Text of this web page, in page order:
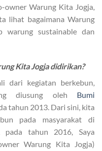
owner Warung Kita Jogja,
lihat bagaimana Warung
warung sustainable dan
Kita Jogja didirikan?
dari kegiatan berkebun,
diusung oleh Bumi
tahun 2013. Dari sini, kita
pada masyarakat di
pada tahun 2016, Saya
Warung Kita Jogja)